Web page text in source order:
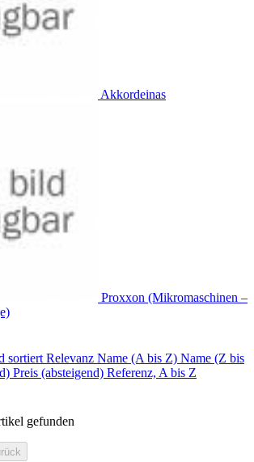
Akkordeinas
Proxxon (Mikromaschinen –
sortiert Relevanz Name (A bis Z) Name (Z bis
Preis (absteigend) Referenz, A bis Z
gefunden